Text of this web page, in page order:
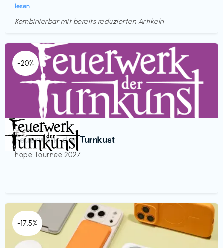
lesen
Kombinierbar mit bereits reduzierten Artikeln
-20%
Veranstaltung
Feuerwerk der Turnkust
hope Tournee 2027
€€‎
-17,5%